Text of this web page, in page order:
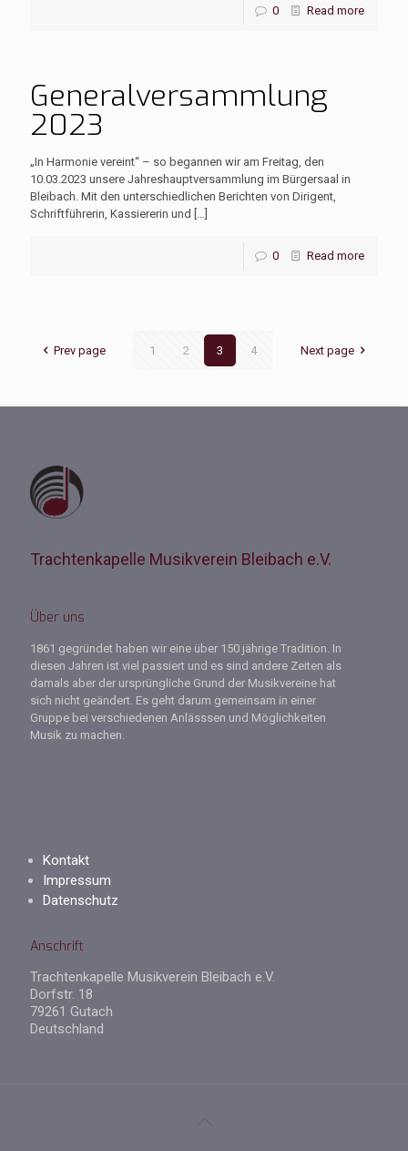
0 Read more
Generalversammlung
2023
„In Harmonie vereint“ – so begannen wir am Freitag, den
10.03.2023 unsere Jahreshauptversammlung im Bürgersaal in
Bleibach. Mit den unterschiedlichen Berichten von Dirigent,
Schriftführerin, Kassiererin und […]
0 Read more
Prev page 1 2 3 4 Next page
Trachtenkapelle Musikverein Bleibach e.V.
Über uns
1861 gegründet haben wir eine über 150 jährige Tradition. In
diesen Jahren ist viel passiert und es sind andere Zeiten als
damals aber der ursprüngliche Grund der Musikvereine hat
sich nicht geändert. Es geht darum gemeinsam in einer
Gruppe bei verschiedenen Anlässsen und Möglichkeiten
Musik zu machen.
Kontakt
Impressum
Datenschutz
Anschrift
Trachtenkapelle Musikverein Bleibach e.V.
Dorfstr. 18
79261 Gutach
Deutschland